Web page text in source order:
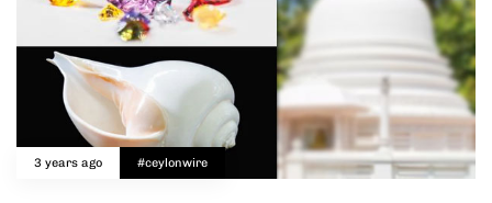
3 years ago #ceylonwire